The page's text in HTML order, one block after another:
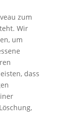
zum
Wir
um
dass